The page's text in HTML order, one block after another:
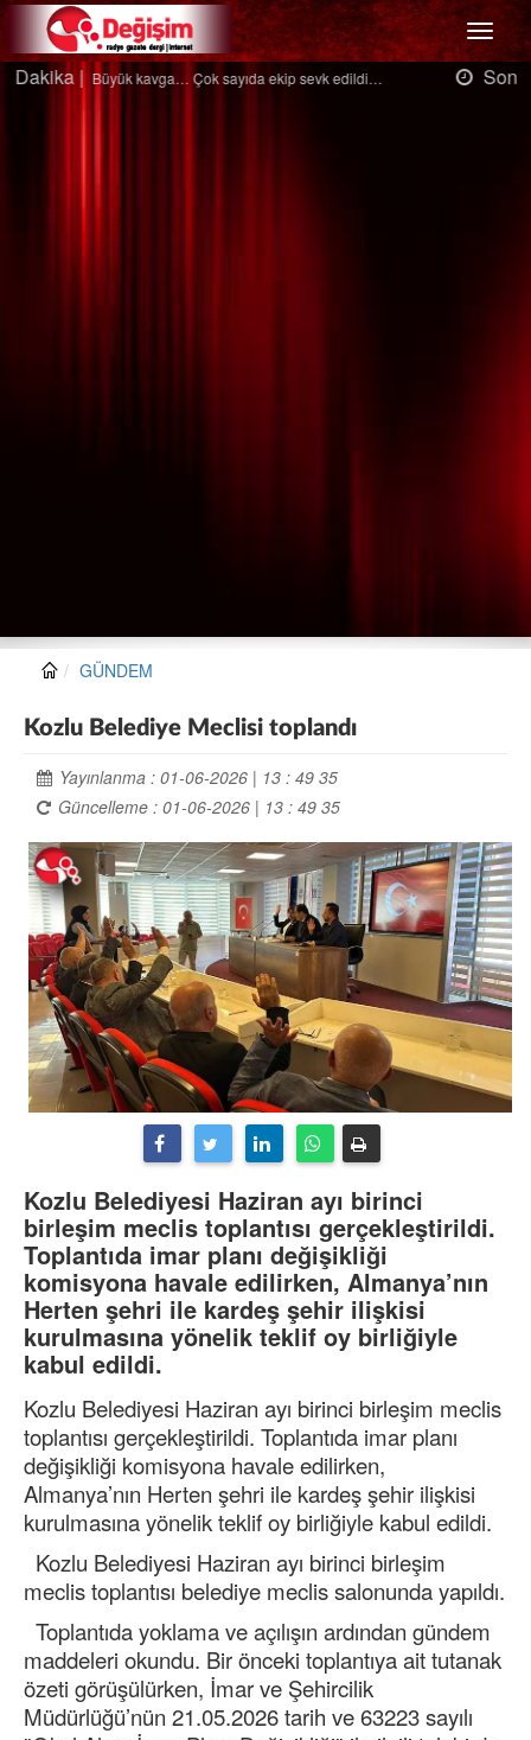
Menü
Son Dakika |Ağaçtan düştü…
GÜNDEM
Kozlu Belediye Meclisi toplandı
Yayınlanma : 01-06-2026 | 13 : 49 35
Güncelleme : 01-06-2026 | 13 : 49 35
Kozlu Belediyesi Haziran ayı birinci
birleşim meclis toplantısı gerçekleştirildi.
Toplantıda imar planı değişikliği
komisyona havale edilirken, Almanya’nın
Herten şehri ile kardeş şehir ilişkisi
kurulmasına yönelik teklif oy birliğiyle
kabul edildi.
Kozlu Belediyesi Haziran ayı birinci birleşim meclis
toplantısı gerçekleştirildi. Toplantıda imar planı
değişikliği komisyona havale edilirken,
Almanya’nın Herten şehri ile kardeş şehir ilişkisi
kurulmasına yönelik teklif oy birliğiyle kabul edildi.
Kozlu Belediyesi Haziran ayı birinci birleşim
meclis toplantısı belediye meclis salonunda yapıldı.
Toplantıda yoklama ve açılışın ardından gündem
maddeleri okundu. Bir önceki toplantıya ait tutanak
özeti görüşülürken, İmar ve Şehircilik
Müdürlüğü’nün 21.05.2026 tarih ve 63223 sayılı